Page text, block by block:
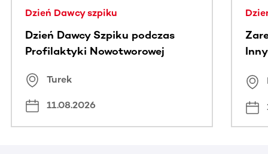
Dzień Dawcy szpiku
Dzień Dawcy Szpiku podczas
Profilaktyki Nowotworowej
Turek
11.08.2026